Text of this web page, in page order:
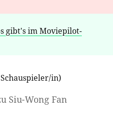
gibt's im Moviepilot-
Schauspieler/in)
Siu-Wong Fan